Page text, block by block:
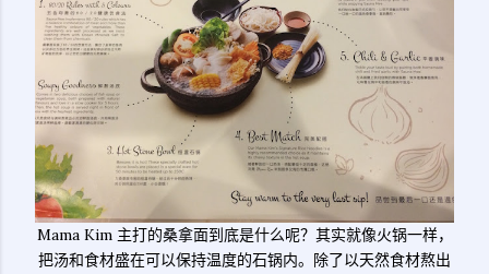
Mama Kim 主打的桑拿面到底是什么呢？其实就像火锅一样，
把汤和食材盛在可以保持温度的石锅内。除了以天然食材熬出